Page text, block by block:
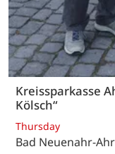
Kreissparkasse
Kölsch“
Thursday
Bad Neuenahr-